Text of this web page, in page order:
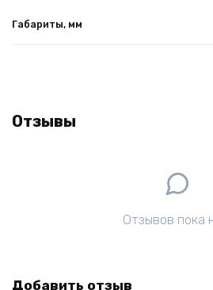
Габариты, мм
Отзывы
Отзывов пока
Добавить отзыв